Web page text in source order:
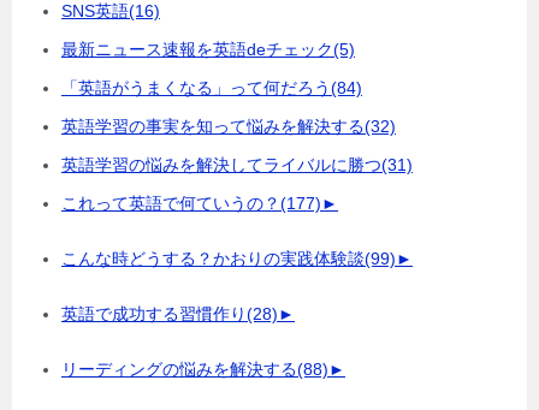
SNS英語(16)
最新ニュース速報を英語deチェック(5)
「英語がうまくなる」って何だろう(84)
英語学習の事実を知って悩みを解決する(32)
英語学習の悩みを解決してライバルに勝つ(31)
これって英語で何ていうの？(177)►
こんな時どうする？かおりの実践体験談(99)►
英語で成功する習慣作り(28)►
リーディングの悩みを解決する(88)►